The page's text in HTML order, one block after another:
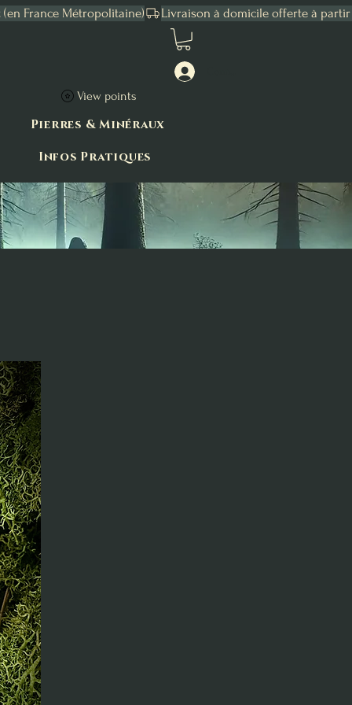
Pierres & Minéraux
Infos Pratiques
View points